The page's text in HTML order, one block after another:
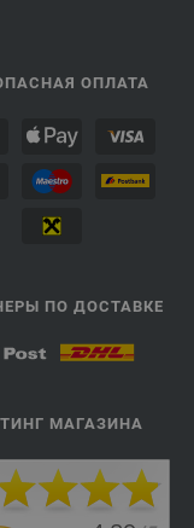
ОПЛАТА
ПО ДОСТАВКЕ
МАГАЗИНА